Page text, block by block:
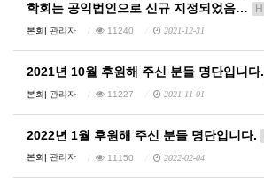
학회는 공익법인으로 신규 지정되었음…
H
본회| 관리자 11240 2021-12-31
2021년 10월 후원해 주신 분들 명단입니다.
본회| 관리자 11227 2021-11-01
2022년 1월 후원해 주신 분들 명단입니다.
본회| 관리자 11150 2022-02-04